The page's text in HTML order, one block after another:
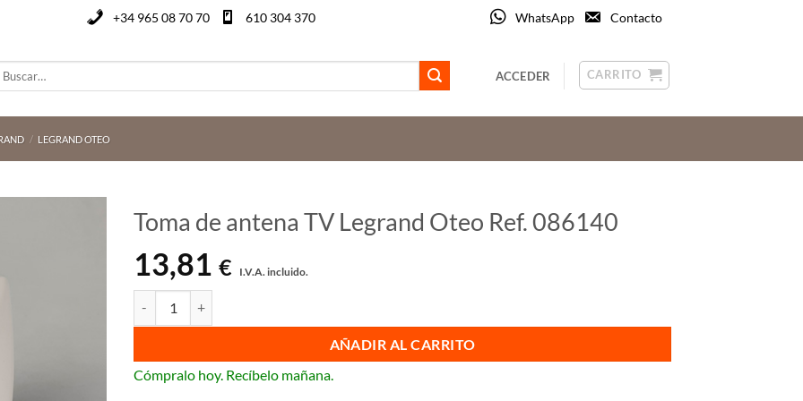
+34 965 08 70 70 610 304 370 WhatsApp Contacto
ACCEDER CARRITO
/ LEGRAND OTEO
Toma de antena TV Legrand Oteo Ref. 086140
13,81 € I.V.A. incluido.
AÑADIR AL CARRITO
Cómpralo hoy. Recíbelo mañana.